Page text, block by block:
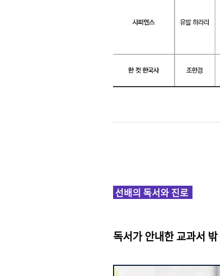
선배의 독서와 진로
독서가 안내한 교과서